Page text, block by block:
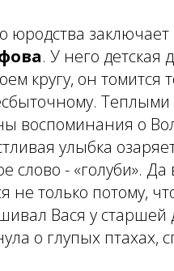
юродства
. У него
кругу, он томится
воспоминания о
улыбка
слово - «голуби».
не только потому,
Вася у старшей
о глупых птахах,